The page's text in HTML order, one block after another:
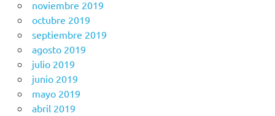
noviembre 2019
octubre 2019
septiembre 2019
agosto 2019
julio 2019
junio 2019
mayo 2019
abril 2019